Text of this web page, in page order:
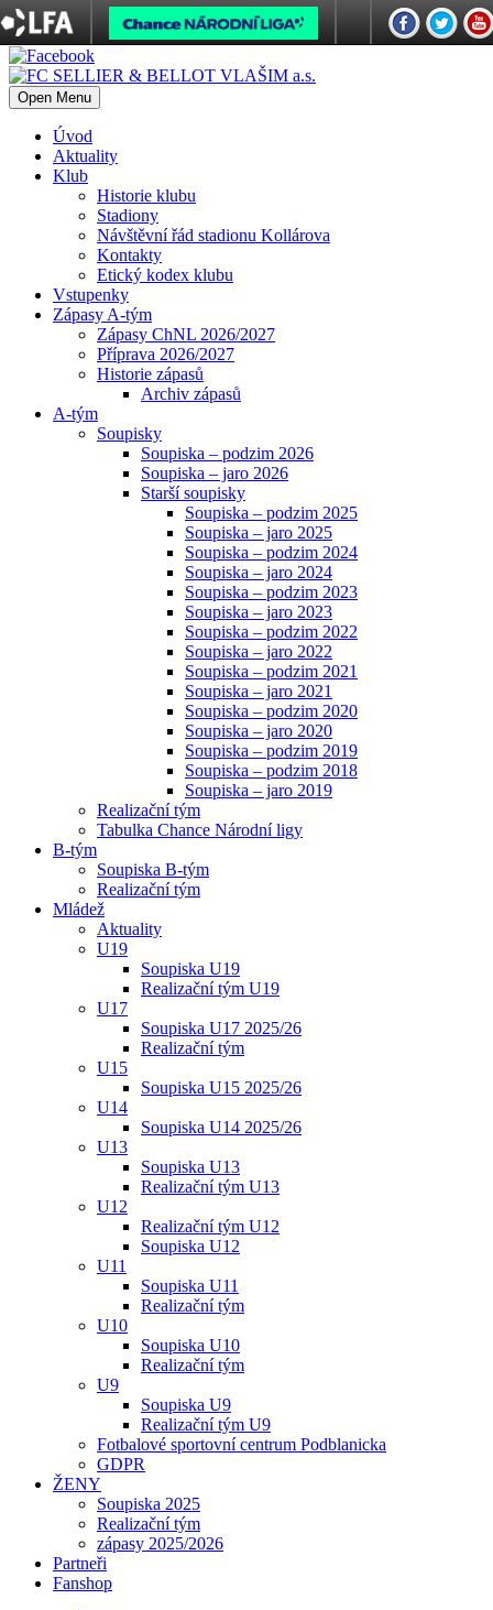
Open Menu
Úvod
Aktuality
Klub
Historie klubu
Stadiony
Návštěvní řád stadionu Kollárova
Kontakty
Etický kodex klubu
Vstupenky
Zápasy A-tým
Zápasy ChNL 2026/2027
Příprava 2026/2027
Historie zápasů
Archiv zápasů
A-tým
Soupisky
Soupiska – podzim 2026
Soupiska – jaro 2026
Starší soupisky
Soupiska – podzim 2025
Soupiska – jaro 2025
Soupiska – podzim 2024
Soupiska – jaro 2024
Soupiska – podzim 2023
Soupiska – jaro 2023
Soupiska – podzim 2022
Soupiska – jaro 2022
Soupiska – podzim 2021
Soupiska – jaro 2021
Soupiska – podzim 2020
Soupiska – jaro 2020
Soupiska – podzim 2019
Soupiska – podzim 2018
Soupiska – jaro 2019
Realizační tým
Tabulka Chance Národní ligy
B-tým
Soupiska B-tým
Realizační tým
Mládež
Aktuality
U19
Soupiska U19
Realizační tým U19
U17
Soupiska U17 2025/26
Realizační tým
U15
Soupiska U15 2025/26
U14
Soupiska U14 2025/26
U13
Soupiska U13
Realizační tým U13
U12
Realizační tým U12
Soupiska U12
U11
Soupiska U11
Realizační tým
U10
Soupiska U10
Realizační tým
U9
Soupiska U9
Realizační tým U9
Fotbalové sportovní centrum Podblanicka
GDPR
ŽENY
Soupiska 2025
Realizační tým
zápasy 2025/2026
Partneři
Fanshop